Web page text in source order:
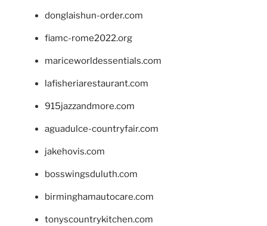
donglaishun-order.com
fiamc-rome2022.org
mariceworldessentials.com
lafisheriarestaurant.com
915jazzandmore.com
aguadulce-countryfair.com
jakehovis.com
bosswingsduluth.com
birminghamautocare.com
tonyscountrykitchen.com